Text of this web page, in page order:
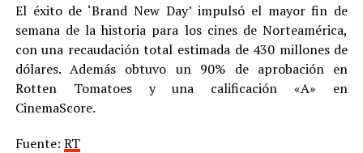
El éxito de ‘Brand New Day’ impulsó el mayor fin de
semana de la historia para los cines de Norteamérica,
con una recaudación total estimada de 430 millones de
dólares. Además obtuvo un 90% de aprobación en
Rotten Tomatoes y una calificación «A» en
CinemaScore.
Fuente: RT